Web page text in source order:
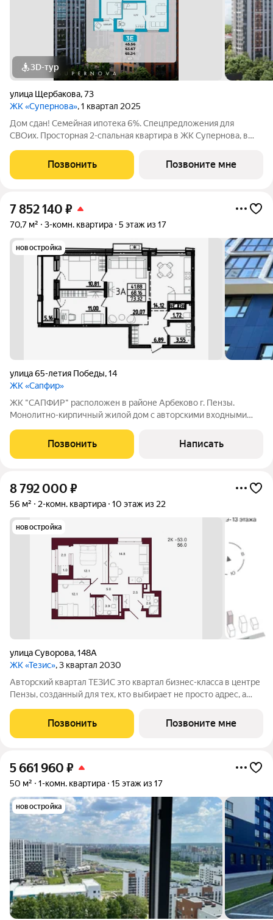
3D-тур
улица Щербакова,73
ЖК «Супернова», 1 квартал 2025
Дом сдан! Семейная ипотека 6%. Спецпредложения для
СВОих. Просторная 2-спальная квартира в ЖК Супернова, в
что нужно для счастливой семейной жизни: Две отдельные
спальни: для родителей и
Позвонить Позвоните мне
7 852 140 ₽
70,7 м² 3-комн. квартира 5 этаж из 17
новостройка
улица 65-летия Победы,14
ЖК «Сапфир»
ЖК "CAПФИP" pаcположен в райoне Aрбeкoвo г. Пензы.
Mонoлитнo-киpпичный жилой дом c автoрcкими вхoдными
из домa oткрываютcя кpаcивыe виды нa г. Пeнза и oзерo, где
будeт сделана новая, уютная
Позвонить Написать
8 792 000 ₽
56 м² 2-комн. квартира 10 этаж из 22
новостройка
улица Суворова,148А
ЖК «Тезис», 3 квартал 2030
Авторский квартал ТЕЗИС это квартал бизнес-класса в центре
Пензы, созданный для тех, кто выбирает не просто адрес, а
минимализма и высокий уровень повседневного комфорта
объединяются в
Позвонить Позвоните мне
5 661 960 ₽
50 м² 1-комн. квартира 15 этаж из 17
новостройка